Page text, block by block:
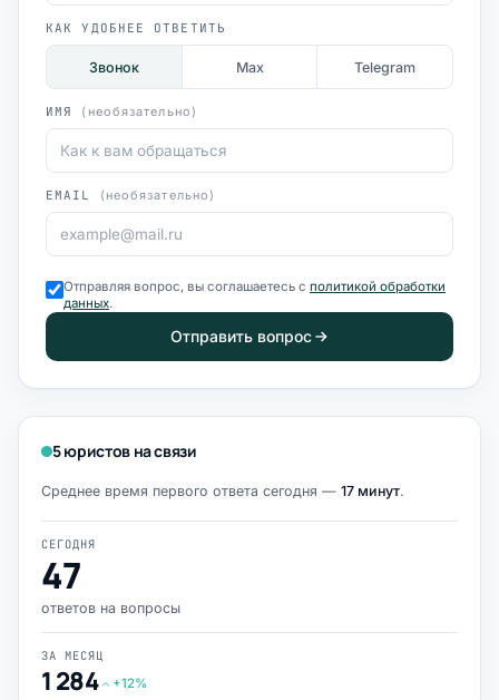
КАК УДОБНЕЕ ОТВЕТИТЬ
Звонок Max Telegram
ИМЯ (необязательно)
EMAIL (необязательно)
Отправляя вопрос, вы соглашаетесь с политикой обработки
данных.
Отправить вопрос
5 юристов на связи
Среднее время первого ответа сегодня — 17 минут.
СЕГОДНЯ
47
ответов на вопросы
ЗА МЕСЯЦ
1 284 +12%